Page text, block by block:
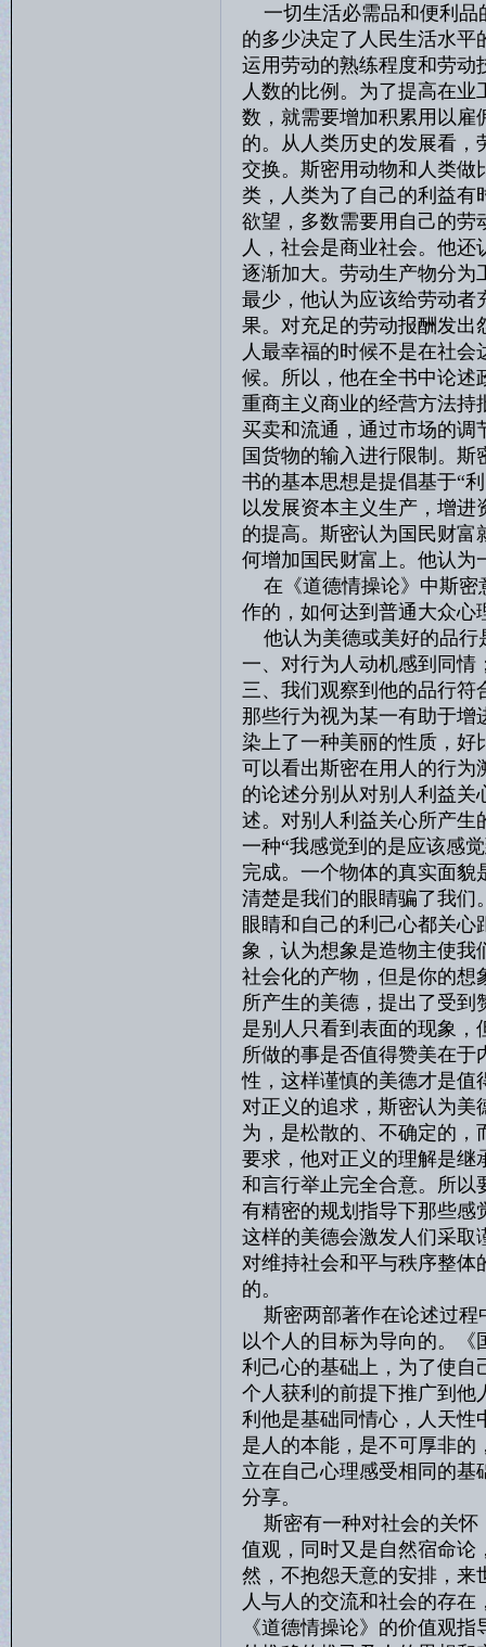
一切生活必需品和便利品
的多少决定了人民生活水平
运用劳动的熟练程度和劳动
人数的比例。为了提高在
数，就需要增加积累用以雇
的。从人类历史的发展看，
交换。斯密用动物和人类做
类，人类为了自己的利益有
欲望，多数需要用自己的劳
人，社会是商业社会。他
逐渐加大。劳动生产物分为
最少，他认为应该给劳动者
果。对充足的劳动报酬发出
人最幸福的时候不是在社
候。所以，他在全书中论述
重商主义商业的经营方法持
买卖和流通，通过市场的调
国货物的输入进行限制。
书的基本思想是提倡基于“
以发展资本主义生产，增
的提高。斯密认为国民财富
何增加国民财富上。他认为
在《道德情操论》中斯密
作的，如何达到普通大众心
他认为美德或美好的品行
一、对行为人动机感到同情
三、我们观察到他的品行符
那些行为视为某一有助于增
染上了一种美丽的性质，好
可以看出斯密在用人的行为
的论述分别从对别人利益关
述。对别人利益关心所产生
一种“我感觉到的是应该感
完成。一个物体的真实面貌
清楚是我们的眼睛骗了我们
眼睛和自己的利己心都关
象，认为想象是造物主使我
社会化的产物，但是你的想
所产生的美德，提出了受到
是别人只看到表面的现象，
所做的事是否值得赞美在于
性，这样谨慎的美德才是值
对正义的追求，斯密认为美
为，是松散的、不确定的，
要求，他对正义的理解是继
和言行举止完全合意。所以
有精密的规划指导下那些感
这样的美德会激发人们采取
对维持社会和平与秩序整体
的。
斯密两部著作在论述过程
以个人的目标为导向的。
利己心的基础上，为了使自
个人获利的前提下推广到他
利他是基础同情心，人天性
是人的本能，是不可厚非的
立在自己心理感受相同的基
分享。
斯密有一种对社会的关怀
值观，同时又是自然宿命论
然，不抱怨天意的安排，来
人与人的交流和社会的存
《道德情操论》的价值观